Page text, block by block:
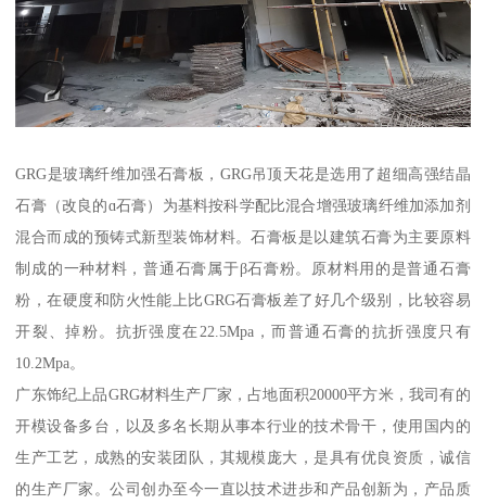
GRG是玻璃纤维加强石膏板，GRG吊顶天花是选用了超细高强结晶
石膏（改良的ɑ石膏）为基料按科学配比混合增强玻璃纤维加添加剂
混合而成的预铸式新型装饰材料。石膏板是以建筑石膏为主要原料
制成的一种材料，普通石膏属于β石膏粉。原材料用的是普通石膏
粉，在硬度和防火性能上比GRG石膏板差了好几个级别，比较容易
开裂、掉粉。抗折强度在22.5Mpa，而普通石膏的抗折强度只有
10.2Mpa。
广东饰纪上品GRG材料生产厂家，占地面积20000平方米，我司有的
开模设备多台，以及多名长期从事本行业的技术骨干，使用国内的
生产工艺，成熟的安装团队，其规模庞大，是具有优良资质，诚信
的生产厂家。公司创办至今一直以技术进步和产品创新为，产品质